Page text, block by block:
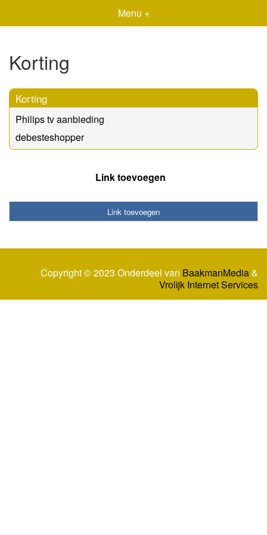
Menu +
Korting
Korting
Philips tv aanbieding
debesteshopper
Link toevoegen
Link toevoegen
Copyright © 2023 Onderdeel van BaakmanMedia&
Vrolijk Internet Services